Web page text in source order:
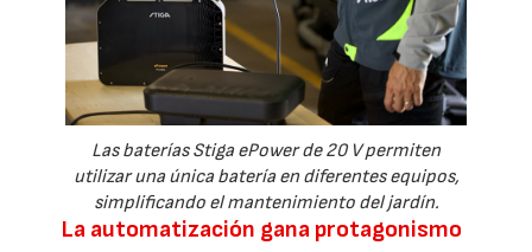
Las baterías Stiga ePower de 20 V permiten
utilizar una única batería en diferentes equipos,
simplificando el mantenimiento del jardín.
La automatización gana protagonismo